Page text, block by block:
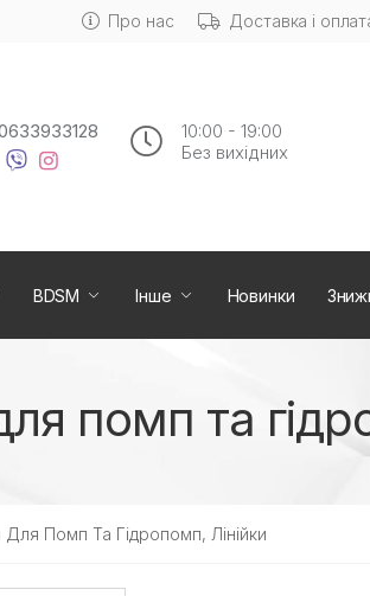
Про нас Доставка і
10:00 - 19:00
Без вихiдних
BDSM Інше Новинки
помп та
Помп Та Гідропомп, Лінійки